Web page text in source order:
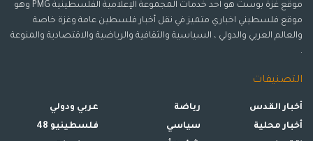
موقع غزة بوست هو احد خدمات المجموعة الإعلامية الفلسطينية PMG وهو
موقع فلسطيني اخباري متميز في نقل أخبار فلسطين عامة وغزة خاصة
والعالم العربي والدولي ، السياسية والثقافية والرياضية والاقتصادية والمنوعة
.
التصنيفات
أخبار القدس
أخبار محلية
رياضة
سياسي
عربي ودولي
فلسطينيو 48